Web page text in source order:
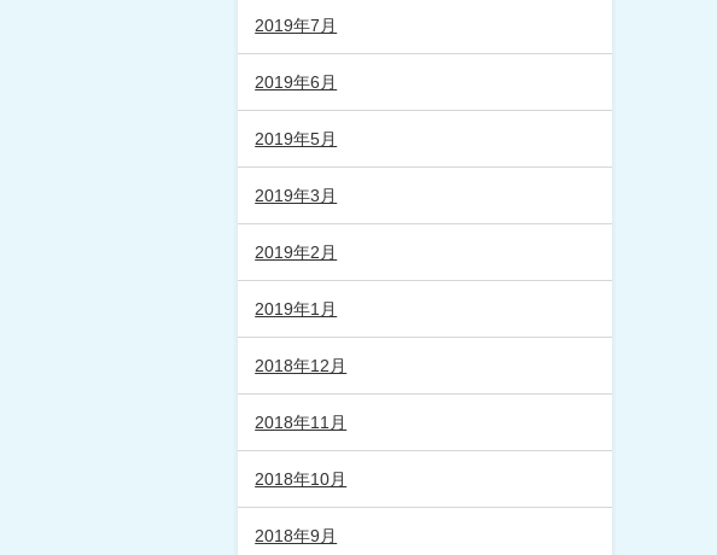
2019年7月
2019年6月
2019年5月
2019年3月
2019年2月
2019年1月
2018年12月
2018年11月
2018年10月
2018年9月